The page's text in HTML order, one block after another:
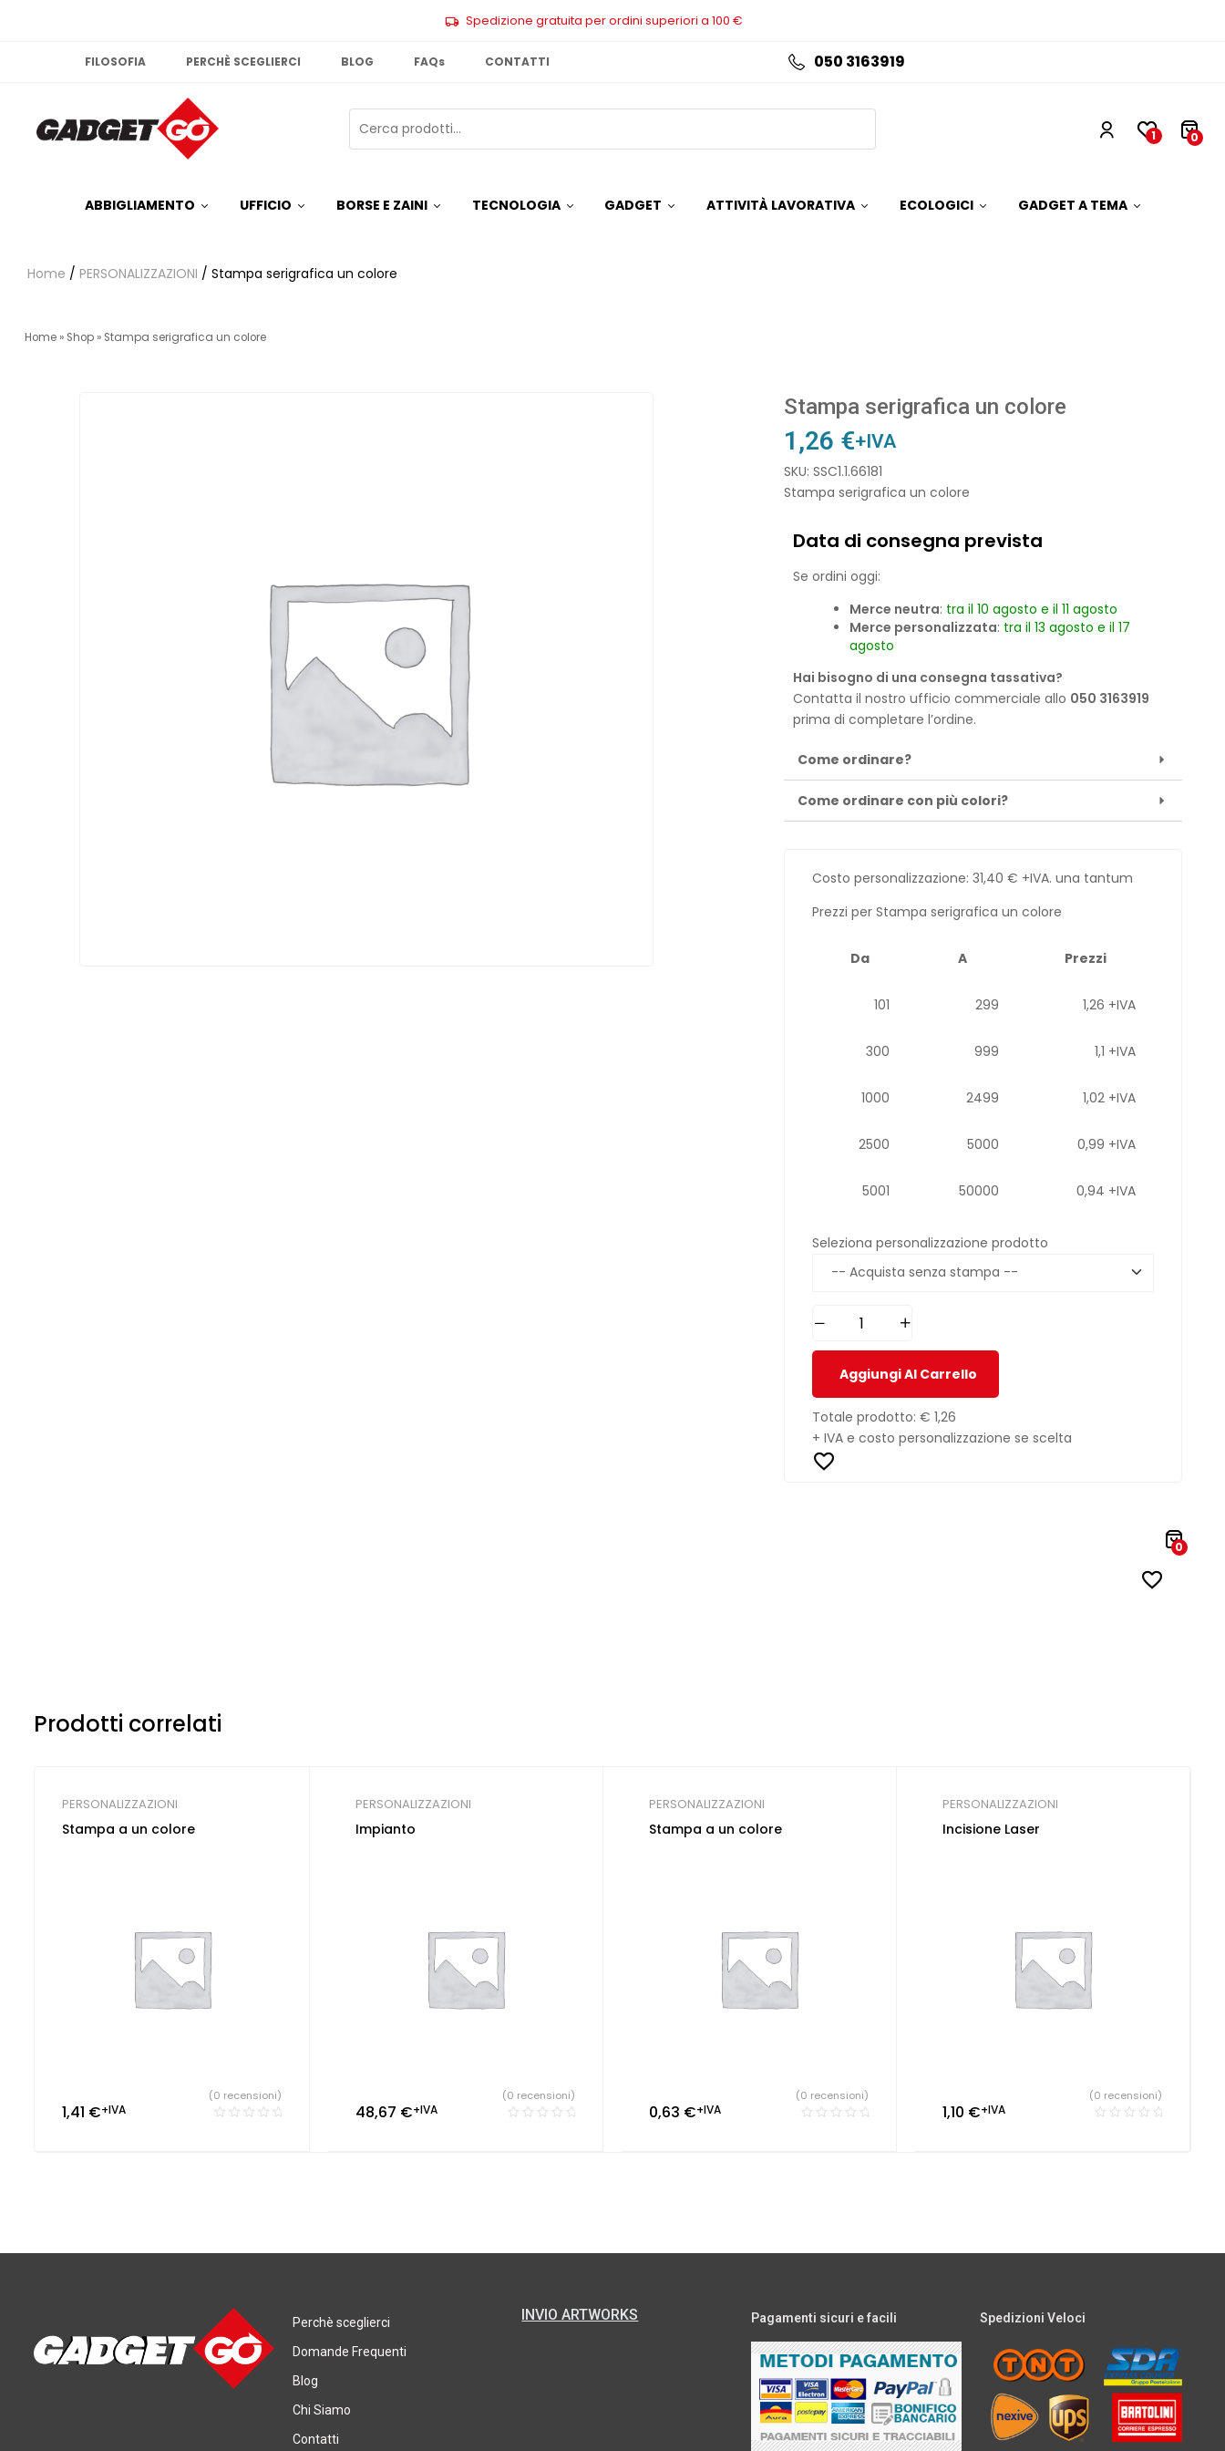
Spedizione gratuita per ordini superiori a 100 €
FILOSOFIA PERCHÈ SCEGLIERCI BLOG FAQs CONTATTI 050 3163919
1 0
ABBIGLIAMENTO UFFICIO BORSE E ZAINI TECNOLOGIA GADGET ATTIVITÀ LAVORATIVA ECOLOGICI GADGET A TEMA
Home / PERSONALIZZAZIONI / Stampa serigrafica un colore
Home » Shop » Stampa serigrafica un colore
Stampa serigrafica un colore
1,26 €+IVA
SKU: SSC1.1.66181
Stampa serigrafica un colore
Data di consegna prevista
Se ordini oggi:
Merce neutra: tra il 10 agosto e il 11 agosto
Merce personalizzata: tra il 13 agosto e il 17
agosto
Hai bisogno di una consegna tassativa?
Contatta il nostro ufficio commerciale allo 050 3163919
prima di completare l’ordine.
Come ordinare?
Come ordinare con più colori?
Costo personalizzazione: 31,40 € +IVA. una tantum
Prezzi per Stampa serigrafica un colore
Da A Prezzi
101 299 1,26 +IVA
300 999 1,1 +IVA
1000 2499 1,02 +IVA
2500 5000 0,99 +IVA
5001 50000 0,94 +IVA
Seleziona personalizzazione prodotto
Aggiungi Al Carrello
Totale prodotto: € 1,26
+ IVA e costo personalizzazione se scelta
0
Prodotti correlati
PERSONALIZZAZIONI
Stampa a un colore
1,41 €+IVA
(0 recensioni)
PERSONALIZZAZIONI
Impianto
48,67 €+IVA
(0 recensioni)
PERSONALIZZAZIONI
Stampa a un colore
0,63 €+IVA
(0 recensioni)
PERSONALIZZAZIONI
Incisione Laser
1,10 €+IVA
(0 recensioni)
Perchè sceglierci
Domande Frequenti
Blog
Chi Siamo
Contatti
INVIO ARTWORKS Pagamenti sicuri e facili Spedizioni Veloci